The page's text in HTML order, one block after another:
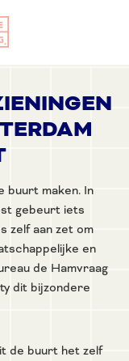
buurt maken. In
gebeurt iets
zelf aan zet om
en
de Hamvraag
dit bijzondere
de buurt het zelf